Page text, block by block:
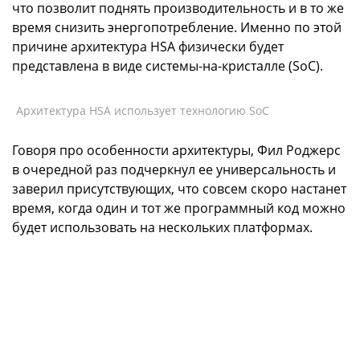
что позволит поднять производительность и в то же
время снизить энергопотребление. Именно по этой
причине архитектура HSA физически будет
представлена в виде системы-на-кристалле (SoC).
Архитектура HSA использует технологию SoC
Говоря про особенности архитектуры, Фил Роджерс
в очередной раз подчеркнул ее универсальность и
заверил присутствующих, что совсем скоро настанет
время, когда один и тот же программный код можно
будет использовать на нескольких платформах.